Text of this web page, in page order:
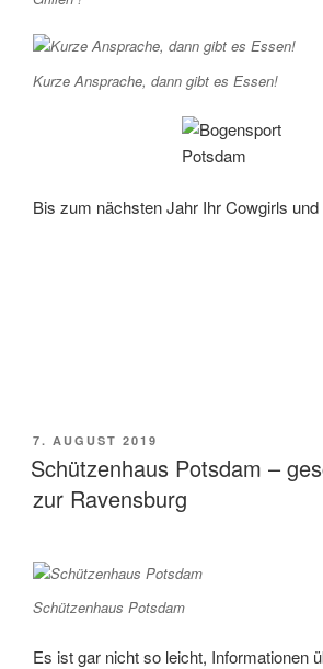
Kurze Ansprache, dann gibt es Essen!
Bis zum nächsten Jahr Ihr Cowgirls
VERÖFFENTLICHT
AM
7. AUGUST 2019
Schützenhaus Potsdam –
zur Ravensburg
Schützenhaus Potsdam
Es ist gar nicht so leicht, Informationen